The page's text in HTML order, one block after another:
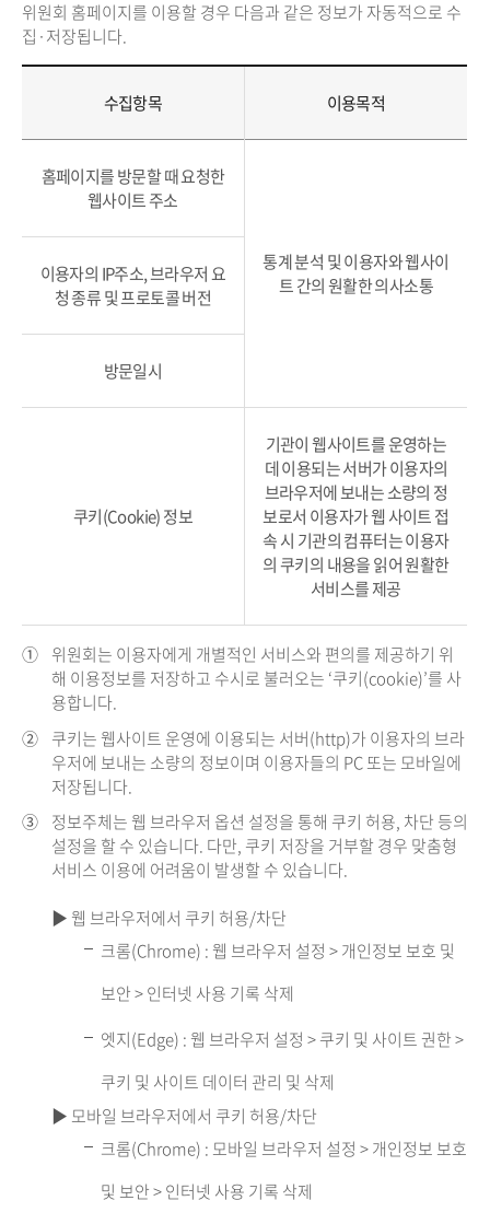
위원회 홈페이지를 이용할 경우 다음과 같은 정보가 자동적으로 수
집·저장됩니다.
수집항목 이용목적
홈페이지를 방문할 때 요청한
웹사이트 주소
통계 분석 및 이용자와 웹사이
트 간의 원활한 의사소통
이용자의 IP주소, 브라우저 요
청 종류 및 프로토콜 버전
방문일시
쿠키(Cookie) 정보
기관이 웹사이트를 운영하는
데 이용되는 서버가 이용자의
브라우저에 보내는 소량의 정
보로서 이용자가 웹 사이트 접
속 시 기관의 컴퓨터는 이용자
의 쿠키의 내용을 읽어 원활한
서비스를 제공
① 위원회는 이용자에게 개별적인 서비스와 편의를 제공하기 위
해 이용정보를 저장하고 수시로 불러오는 ‘쿠키(cookie)’를 사
용합니다.
② 쿠키는 웹사이트 운영에 이용되는 서버(http)가 이용자의 브라
우저에 보내는 소량의 정보이며 이용자들의 PC 또는 모바일에
저장됩니다.
③ 정보주체는 웹 브라우저 옵션 설정을 통해 쿠키 허용, 차단 등의
설정을 할 수 있습니다. 다만, 쿠키 저장을 거부할 경우 맞춤형
서비스 이용에 어려움이 발생할 수 있습니다.
▶ 웹 브라우저에서 쿠키 허용/차단
크롬(Chrome) : 웹 브라우저 설정 > 개인정보 보호 및
보안 > 인터넷 사용 기록 삭제
엣지(Edge) : 웹 브라우저 설정 > 쿠키 및 사이트 권한 >
쿠키 및 사이트 데이터 관리 및 삭제
▶ 모바일 브라우저에서 쿠키 허용/차단
크롬(Chrome) : 모바일 브라우저 설정 > 개인정보 보호
및 보안 > 인터넷 사용 기록 삭제